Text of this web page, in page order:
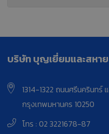
บริษัท บุญเยี่ยมและสหา
1314-1322 ถนนศรีนครินทร์
กรุงเทพมหานคร 10250
โทร : 02 3221678-87